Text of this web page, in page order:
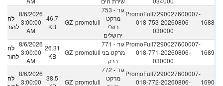
לחץ
להורדה
8/6/2026
3:00:00
AM
46.7
KB
GZ promofull
753 - גוד
מרקט
רש"י
ירושלים
PromoFull7290027600007-
018-753-20260806-
030000
1688
לחץ
להורדה
8/6/2026
3:00:00
AM
26.31
KB
GZ promofull
771 - גוד
מרקט בני
ברק
PromoFull7290027600007-
018-771-20260806-
030000
1689
לחץ
8/6/2026
3:00:00
38.5
GZ promofull
772 - גוד
מרקט
PromoFull7290027600007-
018-772-20260806-
1690